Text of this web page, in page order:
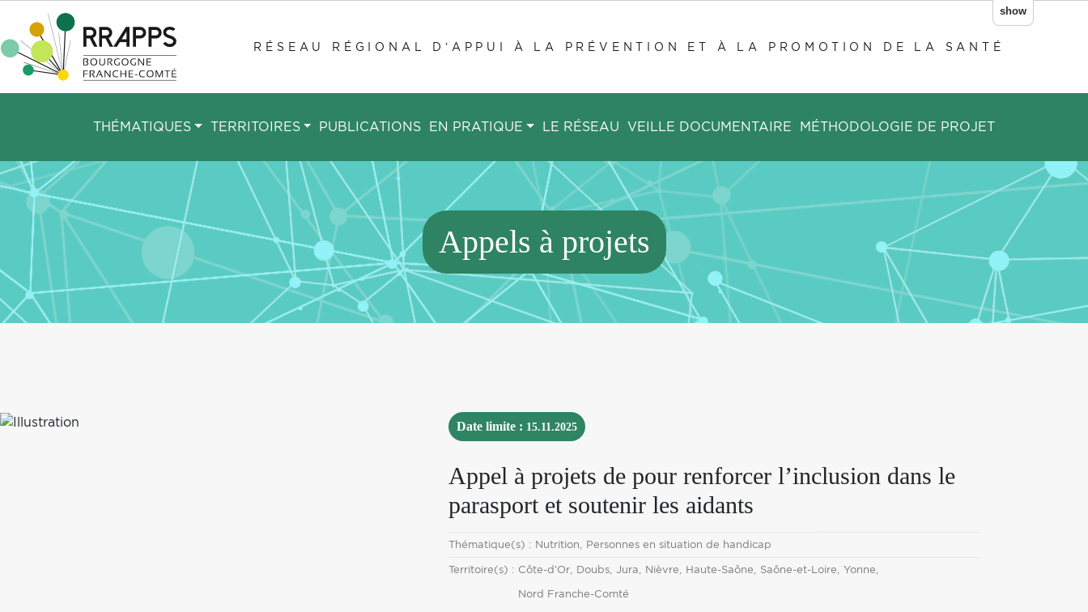
contenu
principal
show
RÉSEAU RÉGIONAL D’APPUI À LA PRÉVENTION ET À LA PROMOTION DE LA SANTÉ
THÉMATIQUES TERRITOIRES PUBLICATIONS EN PRATIQUE LE RÉSEAU VEILLE DOCUMENTAIRE MÉTHODOLOGIE DE PROJET
Appels à projets
Date limite : 15.11.2025
Appel à projets de pour renforcer l’inclusion dans le
parasport et soutenir les aidants
Thématique(s) :Thématique
Nutrition Personnes en situation de handicap
Territoire(s) :Territoire
Côte-d'Or Doubs Jura Nièvre Haute-Saône Saône-et-Loire Yonne
Nord Franche-Comté